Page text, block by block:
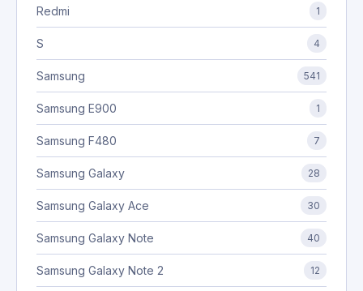
Redmi 1
S 4
Samsung 541
Samsung E900 1
Samsung F480 7
Samsung Galaxy 28
Samsung Galaxy Ace 30
Samsung Galaxy Note 40
Samsung Galaxy Note 2 12